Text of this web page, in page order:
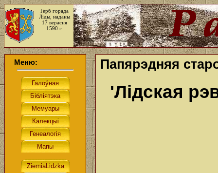
Герб горада
Ліды, наданы
17 верасня
1590 г.
Меню: Папярэдняя
'Лідская